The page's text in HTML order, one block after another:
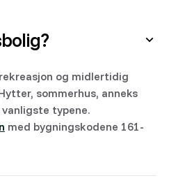
og midlertidig
sommerhus, anneks
typene.
med bygningskodene 161-